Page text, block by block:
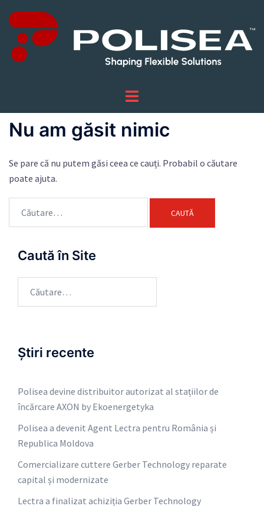
conținut
Nu am găsit nimic
Se pare că nu putem găsi ceea ce cauți. Probabil o căutare
poate ajuta.
după:
Caută în Site
după:
Știri recente
Polisea devine distribuitor autorizat al stațiilor de
încărcare AXON by Ekoenergetyka
Polisea a devenit Agent Lectra pentru România și
Republica Moldova
Comercializare cuttere Gerber Technology reparate
capital și modernizate
Lectra a finalizat achiziția Gerber Technology